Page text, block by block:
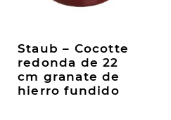
Staub – Cocotte
redonda de 22
cm granate de
hierro fundido